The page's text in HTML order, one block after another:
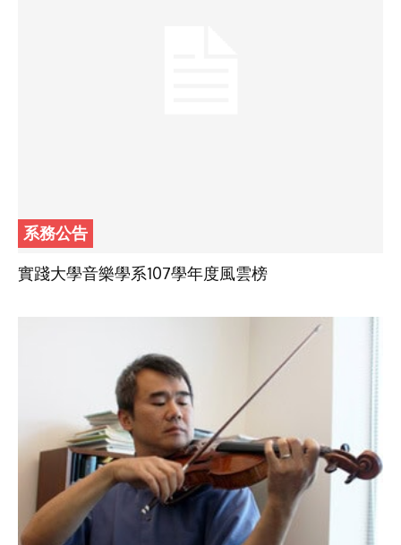
系務公告
實踐大學音樂學系107學年度風雲榜